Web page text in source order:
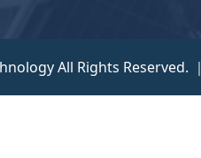
All Rights Reserved. ｜